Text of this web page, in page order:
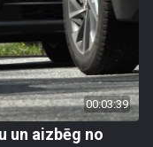
00:03:39
un aizbēg no